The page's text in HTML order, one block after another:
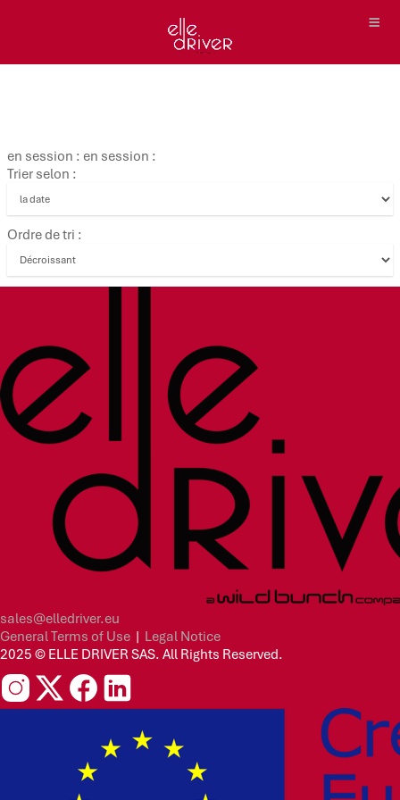
en session : en session :
Trier selon :
Ordre de tri :
sales@elledriver.eu
General Terms of Use | Legal Notice
2025 © ELLE DRIVER SAS. All Rights Reserved.